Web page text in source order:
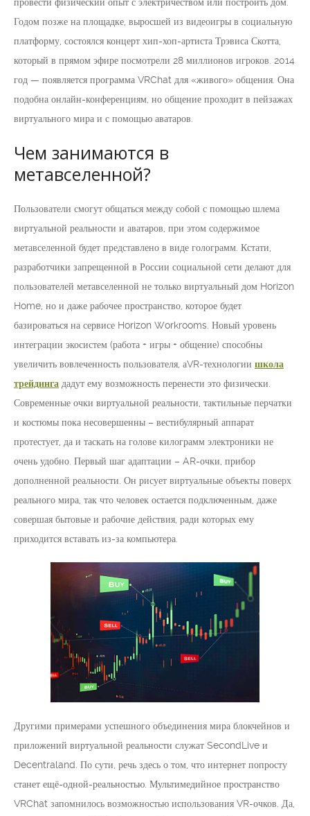
провести физический опыт с электричеством или построить дом.
Годом позже на площадке, выросшей из видеоигры в социальную
платформу, состоялся концерт хип-хоп-артиста Трэвиса Скотта,
который в прямом эфире посмотрели 28 миллионов игроков. 2014
год — появляется программа VRChat для «живого» общения. Она
подобна онлайн-конференциям, но общение проходит в пейзажах
виртуального мира и с помощью аватаров.
Чем занимаются в
метавселенной?
Пользователи смогут общаться между собой с помощью шлема
виртуальной реальности и аватаров, при этом содержимое
метавселенной будет представлено в виде голограмм. Кстати,
разработчики запрещенной в России социальной сети делают для
пользователей метавселенной не только виртуальный дом Horizon
Home, но и даже рабочее пространство, которое будет
базироваться на сервисе Horizon Workrooms. Новый уровень
интеграции экосистем (работа + игры + общение) способны
увеличить вовлеченность пользователя, аVR-технологии школа
трейдинга дадут ему возможность перенести это физически.
Современные очки виртуальной реальности, тактильные перчатки
и костюмы пока несовершенны – вестибулярный аппарат
протестует, да и таскать на голове килограмм электроники не
очень удобно. Первый шаг адаптации – AR-очки, прибор
дополненной реальности. Он рисует виртуальные объекты поверх
реального мира, так что человек остается подключенным, даже
совершая бытовые и рабочие действия, ради которых ему
приходится вставать из-за компьютера.
Другими примерами успешного объединения мира блокчейнов и
приложений виртуальной реальности служат SecondLive и
Decentraland. По сути, речь здесь о том, что интернет попросту
станет ещё-одной-реальностью. Мультимедийное пространство
VRChat запомнилось возможностью использования VR-очков. Да,